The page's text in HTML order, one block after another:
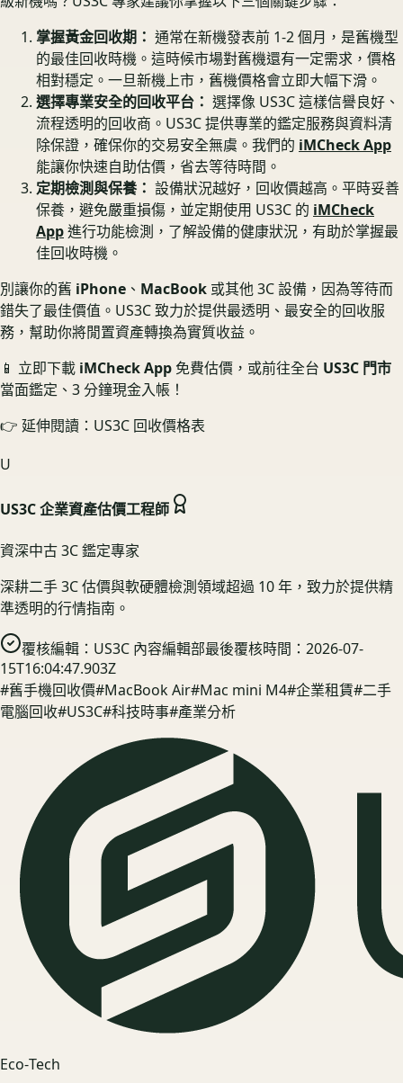
掌握黃金回收期： 通常在新機發表前 1-2 個月，是舊機型
的最佳回收時機。這時候市場對舊機還有一定需求，價格
相對穩定。一旦新機上市，舊機價格會立即大幅下滑。
選擇專業安全的回收平台： 選擇像 US3C 這樣信譽良好、
流程透明的回收商。US3C 提供專業的鑑定服務與資料清
除保證，確保你的交易安全無虞。我們的 iMCheck App
能讓你快速自助估價，省去等待時間。
定期檢測與保養： 設備狀況越好，回收價越高。平時妥善
保養，避免嚴重損傷，並定期使用 US3C 的 iMCheck
App進行功能檢測，了解設備的健康狀況，有助於掌握最
佳回收時機。
別讓你的舊 iPhone 、 MacBook 或其他 3C 設備，因為等待而
錯失了最佳價值。US3C 致力於提供最透明、最安全的回收服
務，幫助你將閒置資產轉換為實質收益。
📱 立即下載 iMCheck App 免費估價，或前往全台 US3C 門市
當面鑑定、3 分鐘現金入帳！
👉 延伸閱讀：US3C 回收價格表
U
US3C 企業資產估價工程師
資深中古 3C 鑑定專家
深耕二手 3C 估價與軟硬體檢測領域超過 10 年，致力於提供精
準透明的行情指南。
覆核編輯： US3C 內容編輯部最後覆核時間： 2026-07-
15T16:04:47.903Z
#舊手機回收價#MacBook Air#Mac mini M4#企業租賃#二手
電腦回收#US3C#科技時事#產業分析
Eco‑Tech